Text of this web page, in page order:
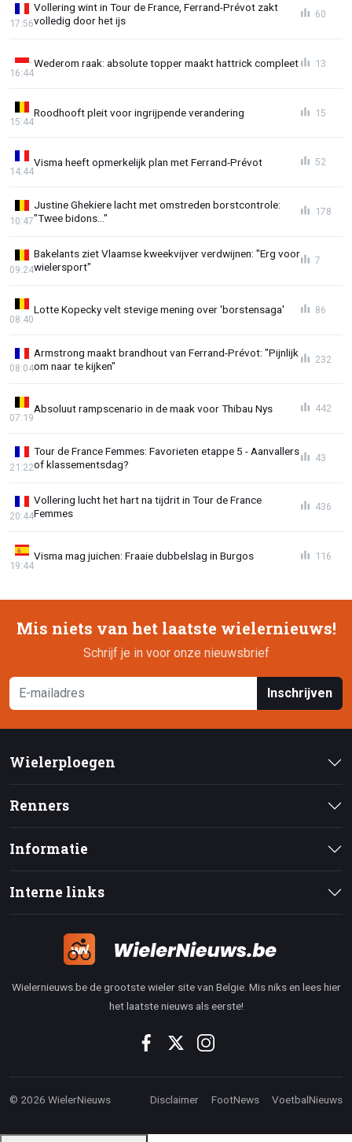
Vollering wint in Tour de France, Ferrand-Prévot zakt
volledig door het ijs
17:56
60
Wederom raak: absolute topper maakt hattrick compleet
16:44
13
Roodhooft pleit voor ingrijpende verandering
15:44
15
Visma heeft opmerkelijk plan met Ferrand-Prévot
14:44
52
Justine Ghekiere lacht met omstreden borstcontrole:
"Twee bidons..."
10:47
178
Bakelants ziet Vlaamse kweekvijver verdwijnen: "Erg voor
wielersport"
09:24
7
Lotte Kopecky velt stevige mening over 'borstensaga'
08:40
86
Armstrong maakt brandhout van Ferrand-Prévot: "Pijnlijk
om naar te kijken"
08:04
232
Absoluut rampscenario in de maak voor Thibau Nys
07:19
442
Tour de France Femmes: Favorieten etappe 5 - Aanvallers
of klassementsdag?
21:22
43
Vollering lucht het hart na tijdrit in Tour de France
Femmes
20:44
436
Visma mag juichen: Fraaie dubbelslag in Burgos
19:44
116
Mis niets van het laatste wielernieuws!
Schrijf je in voor onze nieuwsbrief
Inschrijven
Wielerploegen
Renners
Informatie
Interne links
Wielernieuws.be de grootste wieler site van Belgie. Mis niks en lees hier
het laatste nieuws als eerste!
© 2026 WielerNieuws Disclaimer FootNews VoetbalNieuws